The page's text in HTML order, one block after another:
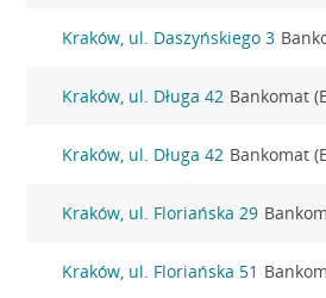
Kraków, ul. Daszyńskiego 3
Kraków, ul. Długa 42 Bankomat
Kraków, ul. Długa 42 Bankomat
Kraków, ul. Floriańska 29
Kraków, ul. Floriańska 51